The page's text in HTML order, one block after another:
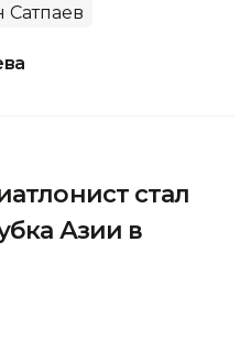
Сатпаев
стал
Азии в